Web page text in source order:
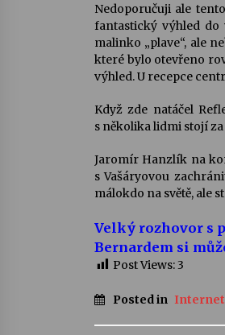
Nedoporučuji ale
fantastický výhled
malinko „plave“, ale
které bylo otevřeno
výhled. U recepce
Když zde natáčel
s několika lidmi stojí
Jaromír Hanzlík na
s Vašáryovou
málokdo na světě, ale
Velký rozhovor s
Bernardem si
Post Views:3
Posted in Internet